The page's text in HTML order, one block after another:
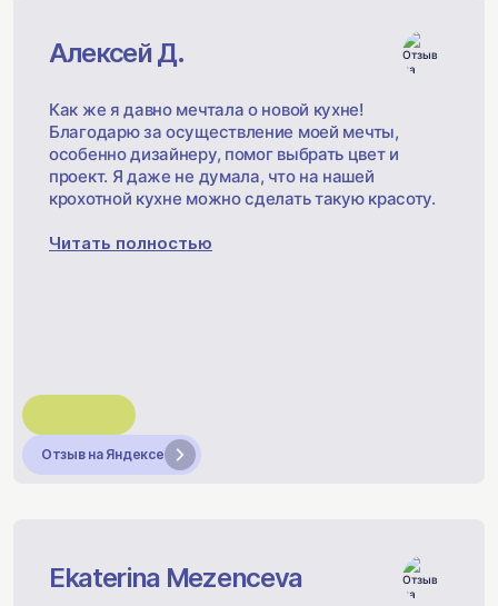
Алексей Д.
Как же я давно мечтала о новой кухне!
Благодарю за осуществление моей мечты,
особенно дизайнеру, помог выбрать цвет и
проект. Я даже не думала, что на нашей
крохотной кухне можно сделать такую красоту.
Читать полностью
Отзыв на Яндексе
Ekaterina Mezenceva